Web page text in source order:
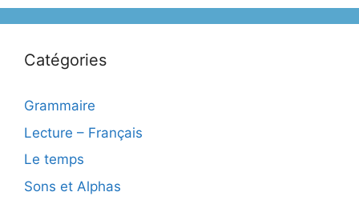
Catégories
Grammaire
Lecture – Français
Le temps
Sons et Alphas